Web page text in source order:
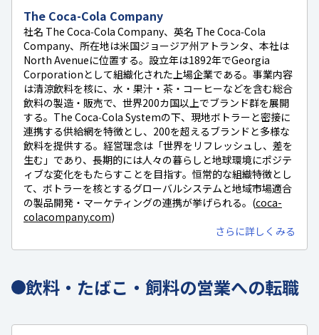
The Coca-Cola Company
社名 The Coca‑Cola Company、英名 The Coca‑Cola
Company、所在地は米国ジョージア州アトランタ、本社は
North Avenueに位置する。設立年は1892年でGeorgia
Corporationとして組織化された上場企業である。事業内容
は清涼飲料を核に、水・果汁・茶・コーヒーなどを含む総合
飲料の製造・販売で、世界200カ国以上でブランド群を展開
する。The Coca‑Cola Systemの下、現地ボトラーと密接に
連携する供給網を特徴とし、200を超えるブランドと多様な
飲料を提供する。経営理念は「世界をリフレッシュし、差を
生む」であり、長期的には人々の暮らしと地球環境にポジテ
ィブな変化をもたらすことを目指す。恒常的な組織特徴とし
て、ボトラーを核とするグローバルシステムと地域市場適合
の製品開発・マーケティングの連携が挙げられる。(coca-
colacompany.com)
さらに詳しくみる
飲料・たばこ・飼料の営業への転職